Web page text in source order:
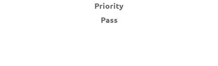
Priority
Pass